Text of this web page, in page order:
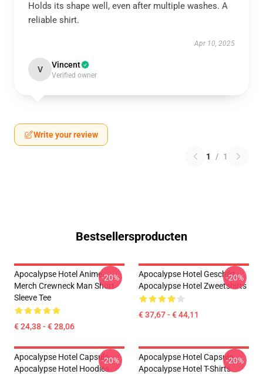
Holds its shape well, even after multiple washes. A
reliable shirt.
Apr 10, 2025
V Vincent
Verified owner
Write your review
1 / 1
Bestsellersproducten
Apocalypse Hotel Anime
Merch Crewneck Man Short
Sleeve Tee
€ 24,38 - € 28,06
-20%
Apocalypse Hotel Geschikt
Apocalypse Hotel Zweetshirts
€ 37,67 - € 44,11
-20%
Apocalypse Hotel Capsule
Apocalypse Hotel Hoodies
-20%
Apocalypse Hotel Capsule
Apocalypse Hotel T-Shirts
-20%